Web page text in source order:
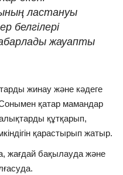
ластануы
белгілері
жауапты
жинау және кәдеге
қатар мамандар
құтқарып,
қарастырып жатыр.
жағдай бақылауда және